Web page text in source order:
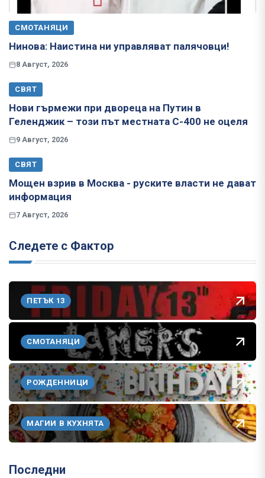
СМОТАНЯЦИ
Нинова: Наистина ни управляват палячовци!
8 Август, 2026
СВЯТ
Нови гърмежи при двореца на Путин в
Геленджик – този път местната С-400 не оцеля
9 Август, 2026
СВЯТ
Мощен взрив в Москва - руските власти не дават
информация
7 Август, 2026
Следете с Фактор
ПЕТЪК 13
СМОТАНЯЦИ
РОЖДЕННИЦИ
МАГИИ В КУХНЯТА
Последни